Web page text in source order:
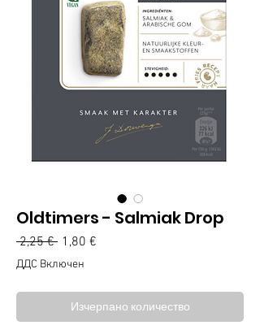
Oldtimers - Salmiak Drop
2,25 € Редовна
цена
1,80 €
ДДС Включен
Изчерпано количество